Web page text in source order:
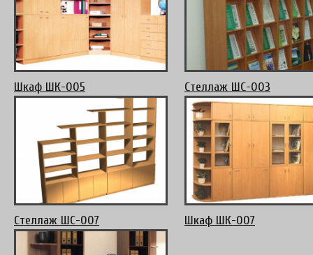
Шкаф ШК-005 Стеллаж ШС-003
Стеллаж ШС-007 Шкаф ШК-007